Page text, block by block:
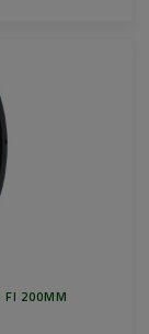
FI 200MM